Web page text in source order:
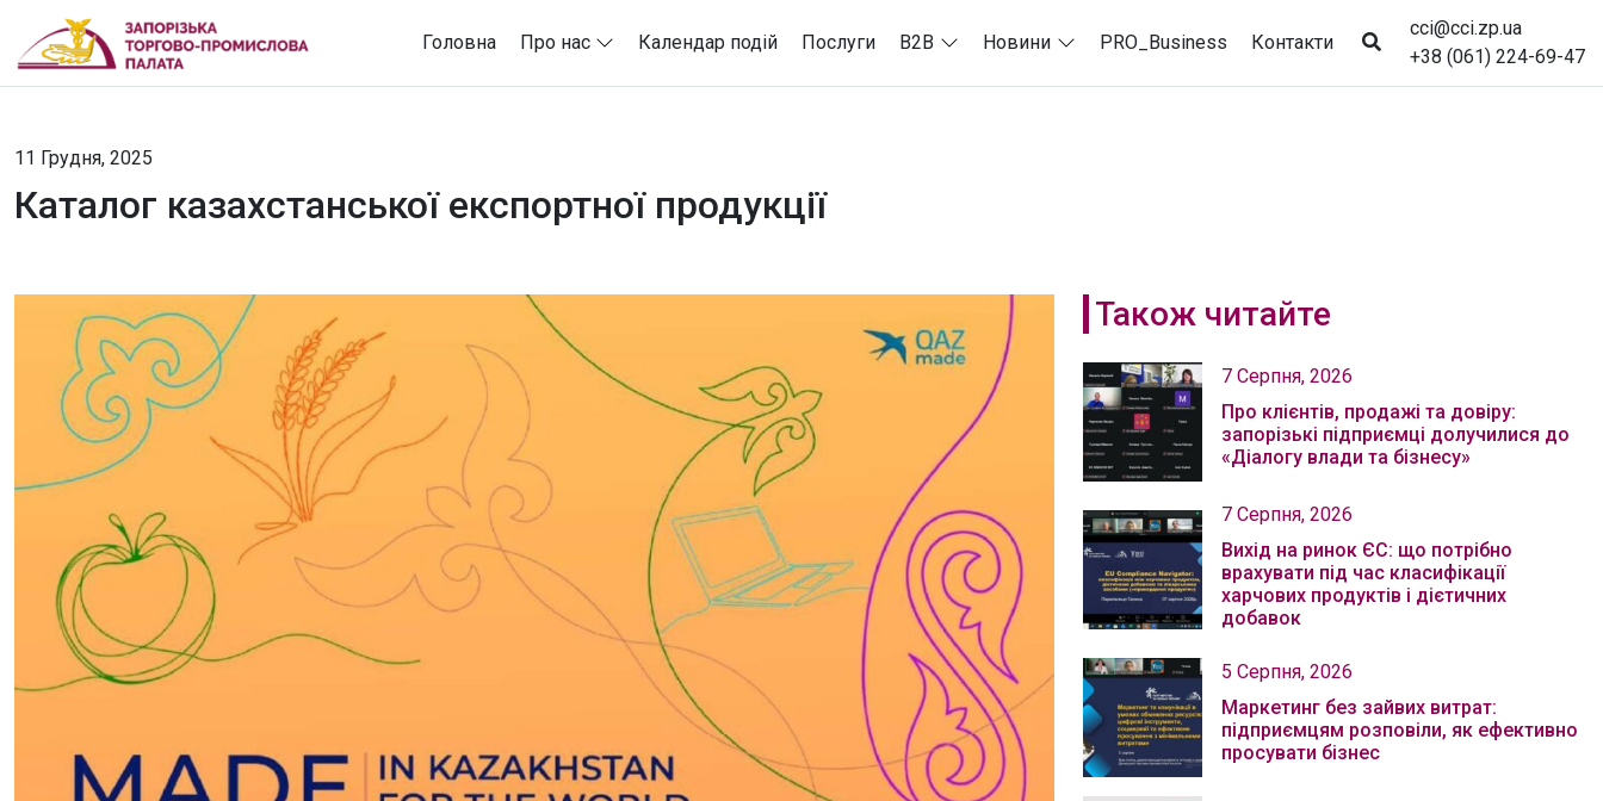
Головна Про нас Календар подій Послуги B2B Новини PRO_Business Контакти
cci@cci.zp.ua
+38 (061) 224-69-47
11 Грудня, 2025
Каталог казахстанської експортної продукції
Також читайте
7 Серпня, 2026
Про клієнтів, продажі та довіру:
запорізькі підприємці долучилися до
«Діалогу влади та бізнесу»
7 Серпня, 2026
Вихід на ринок ЄС: що потрібно
врахувати під час класифікації
харчових продуктів і дієтичних
добавок
5 Серпня, 2026
Маркетинг без зайвих витрат:
підприємцям розповіли, як ефективно
просувати бізнес